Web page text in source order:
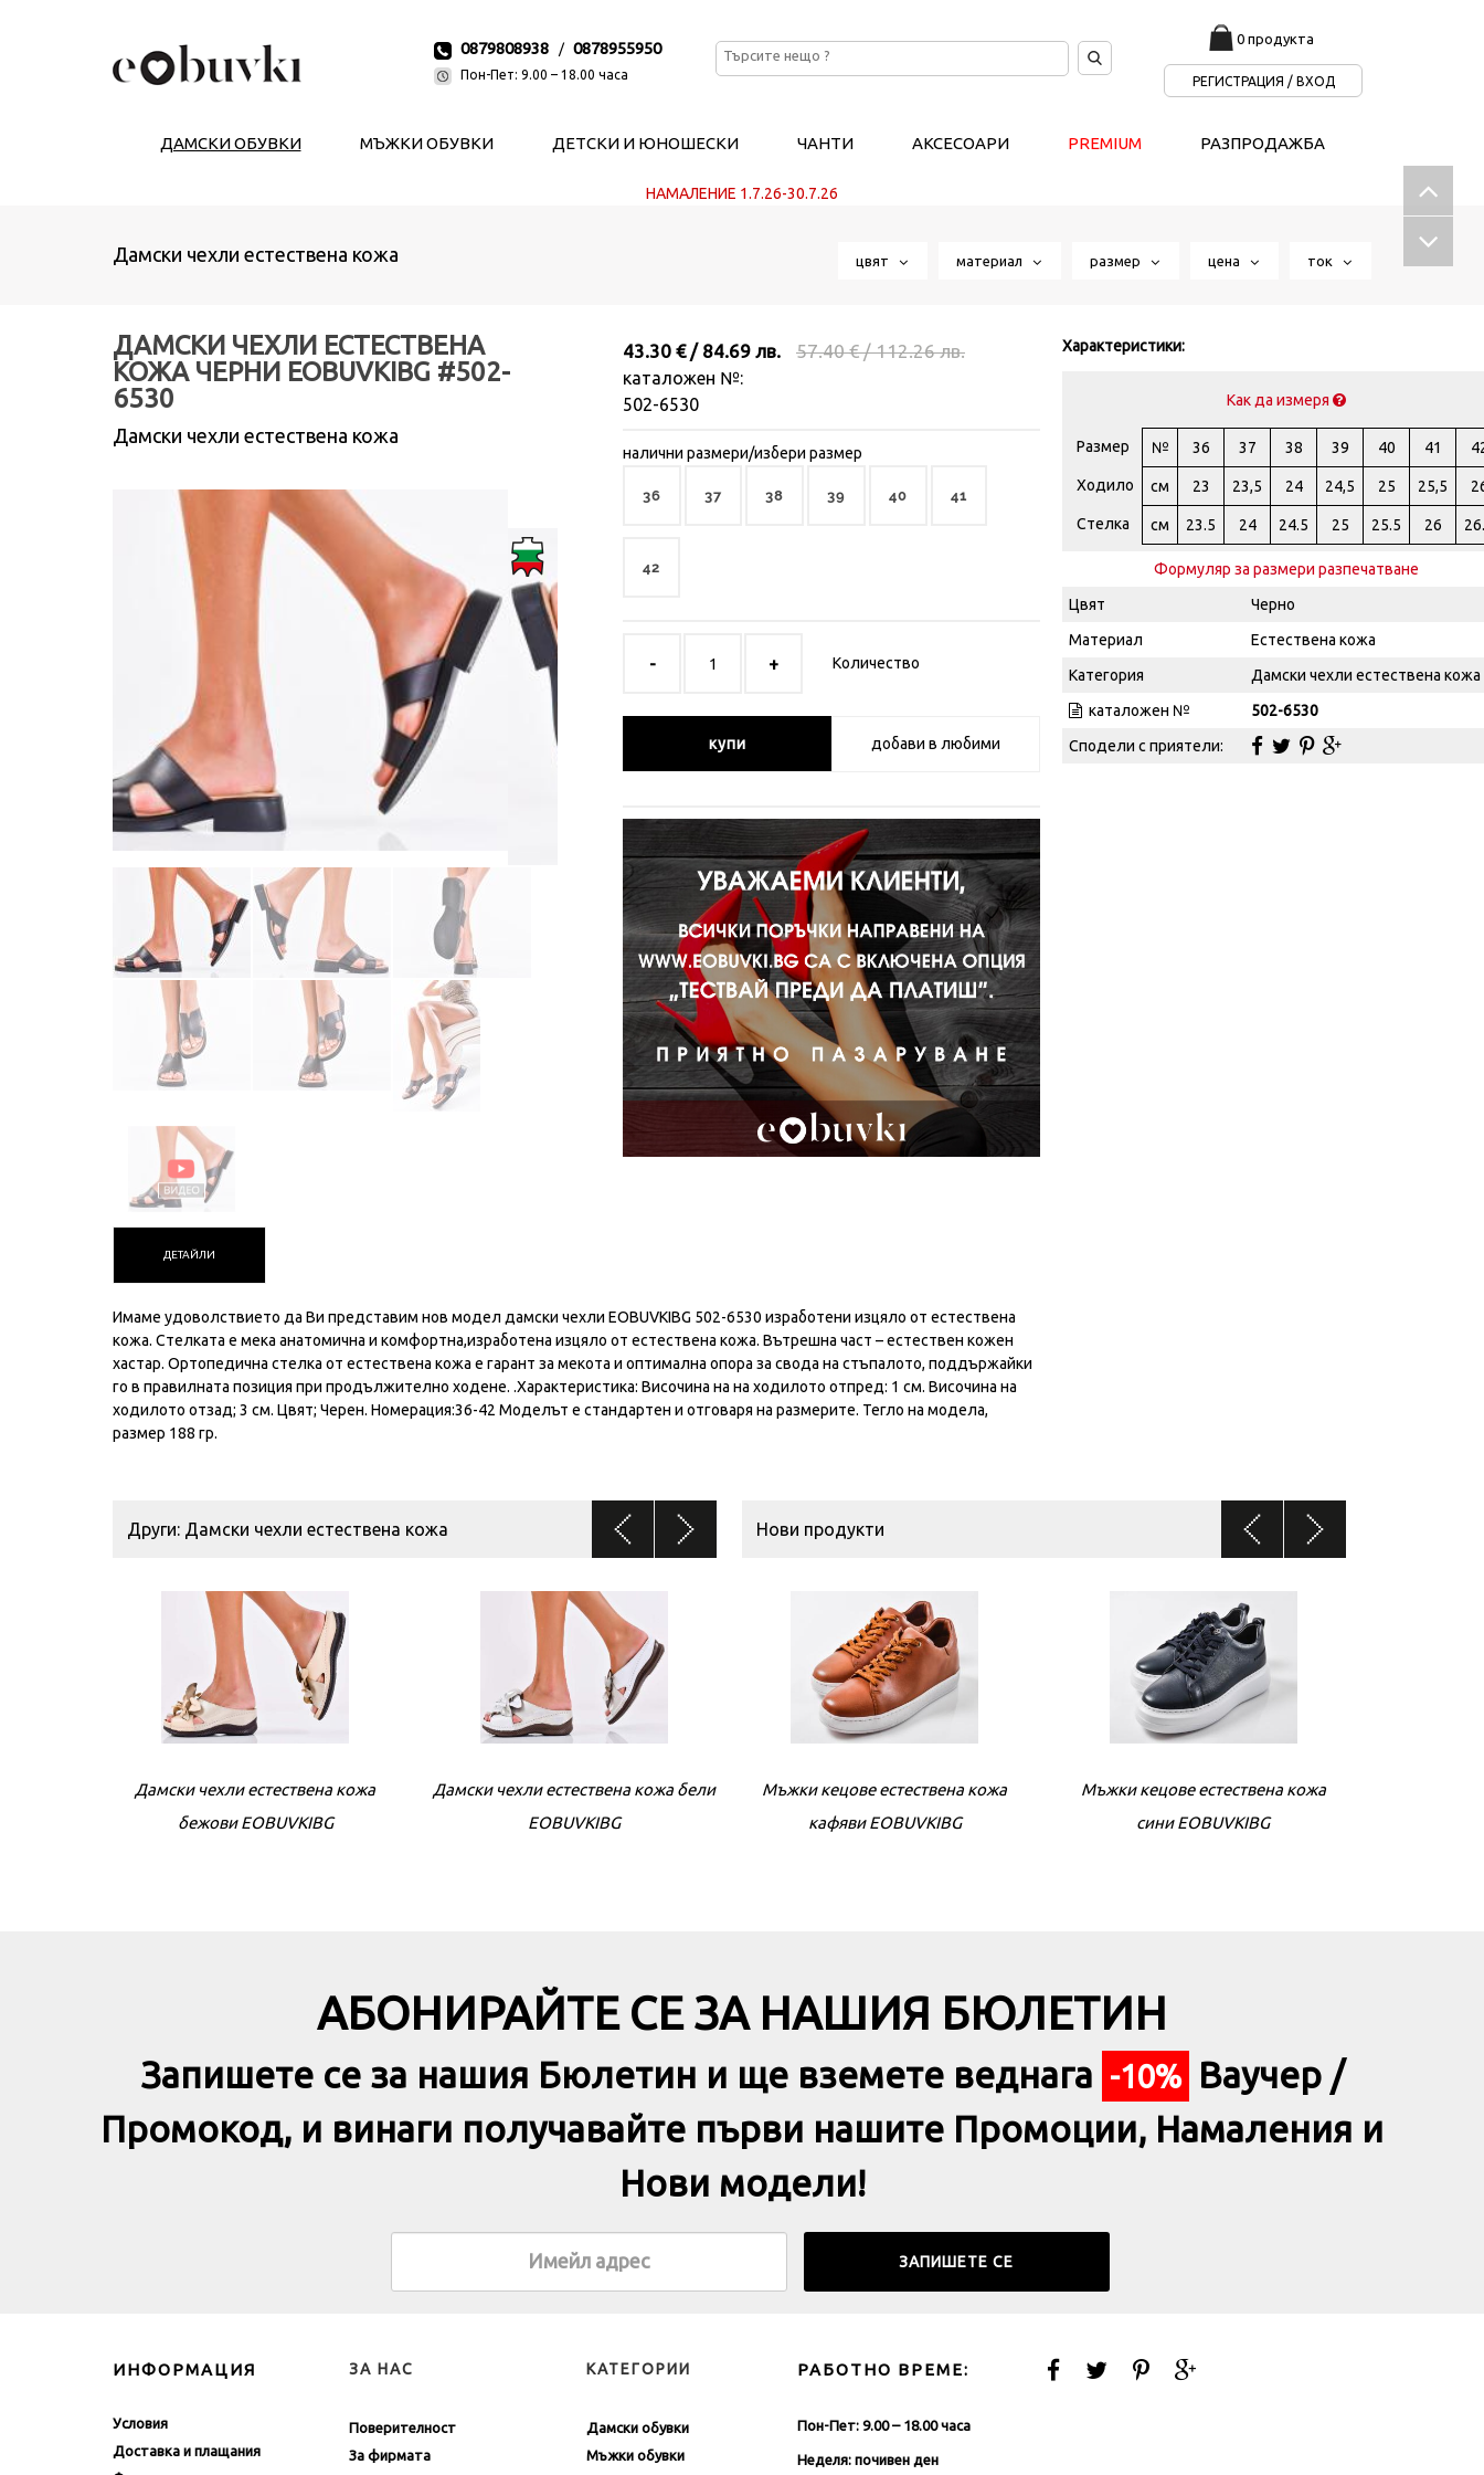
0879808938 / 0878955950
Пон-Пет: 9.00 – 18.00 часа
0 продукта
РЕГИСТРАЦИЯ / ВХОД
ДАМСКИ ОБУВКИ МЪЖКИ ОБУВКИ ДЕТСКИ И ЮНОШЕСКИ ЧАНТИ АКСЕСОАРИ PREMIUM РАЗПРОДАЖБА
НАМАЛЕНИЕ 1.7.26-30.7.26
Дамски чехли естествена кожа цвят материал размер цена ток
ДАМСКИ ЧЕХЛИ ЕСТЕСТВЕНА
КОЖА ЧЕРНИ EOBUVKIBG #502-
6530
Дамски чехли естествена кожа
43.30 € / 84.69 лв. 57.40 € / 112.26 лв.
каталожен №:
502-6530
налични размери/избери размер
36 37 38 39 40 41
42
Количество
купи добави в любими
ДЕТАЙЛИ
Имаме удоволствието да Ви представим нов модел дамски чехли EOBUVKIBG 502-6530 изработени изцяло от естествена
кожа. Стелката е мека анатомична и комфортна,изработена изцяло от естествена кожа. Вътрешна част – естествен кожен
хастар. Ортопедична стелка от естествена кожа е гарант за мекота и оптимална опора за свода на стъпалото, поддържайки
го в правилната позиция при продължително ходене. .Характеристика: Височина на на ходилото отпред: 1 см. Височина на
ходилото отзад; 3 см. Цвят; Черен. Номерация:36-42 Моделът е стандартен и отговаря на размерите. Тегло на модела,
размер 188 гр.
Характеристики:
Как да измеря
Размер № 36 37 38 39 40 41
Ходило см 23 23,5 24 24,5 25 25,5
Стелка см 23.5 24 24.5 25 25.5 26
Формуляр за размери разпечатване
Цвят
Черно
Материал
Естествена кожа
Категория
Дамски чехли естествена кожа
каталожен №
502-6530
Сподели с приятели:
Други: Дамски чехли естествена кожа
Дамски чехли естествена кожа
бежови EOBUVKIBG
Дамски чехли естествена кожа бели
EOBUVKIBG
Дамски сандали естествена кожа
бели EOBUVKIBG
Дамски сандали естествена кожа
черни EOBUVKIBG
Нови продукти
Мъжки кецове естествена кожа
кафяви EOBUVKIBG
Мъжки кецове естествена кожа
сини EOBUVKIBG
АБОНИРАЙТЕ СЕ ЗА НАШИЯ БЮЛЕТИН
Запишете се за нашия Бюлетин и ще вземете веднага -10% Ваучер /
Промокод, и винаги получавайте първи нашите Промоции, Намаления и
Нови модели!
ИНФОРМАЦИЯ
Условия
Доставка и плащания
ЗА НАС
Поверителност
За фирмата
КАТЕГОРИИ
Дамски обувки
Мъжки обувки
РАБОТНО ВРЕМЕ:
Пон-Пет: 9.00 – 18.00 часа
Неделя: почивен ден